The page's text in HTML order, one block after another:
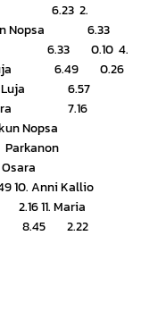
6.23 2.
Nopsa 6.33
6.33 0.10 4.
Luja 6.49 0.26
Luja 6.57
Ura 7.16
Nopsa
Osara
10. Anni Kallio
11. Maria
8.45 2.22